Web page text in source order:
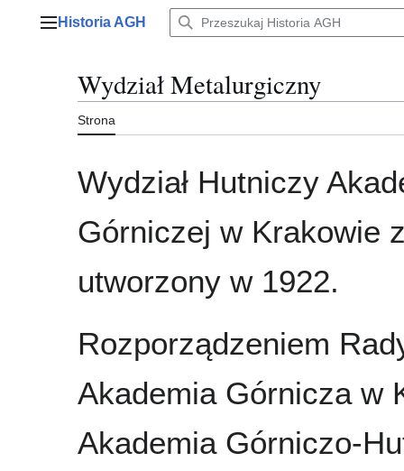
Menu główne
Historia AGH
Wydział Metalurgiczny
Strona
Wydział Hutniczy
Górniczej w Krakowie
utworzony w 1922.
Rozporządzeniem
Akademia Górnicza w
Akademia Górniczo-